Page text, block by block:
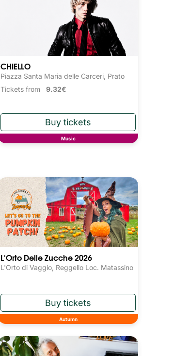
CHIELLO
Piazza Santa Maria delle Carceri, Prato
Tickets from9.32€
Music
L'Orto Delle Zucche 2026
L'Orto di Vaggio, Reggello Loc. Matassino
Autumn